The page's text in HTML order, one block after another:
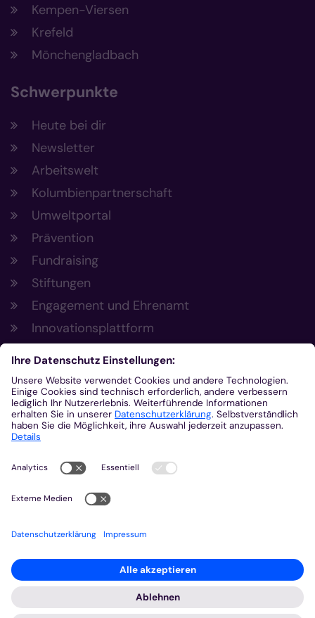
Kempen-Viersen
Krefeld
Mönchengladbach
Schwerpunkte
Heute bei dir
Newsletter
Arbeitswelt
Kolumbienpartnerschaft
Umweltportal
Prävention
Fundraising
Stiftungen
Engagement und Ehrenamt
Innovationsplattform
Aus der Plattform
Nachrichten
Veranstaltungen
Gottesdienste
Stellenangebote
Kirchenzeitung
Amtsblatt (Kirchlicher Anzeiger)
Rechtsdatenbank
Meldestelle gemäß Hinweisgeberschutzgesetz
2026 © Bistum Aachen Impressum